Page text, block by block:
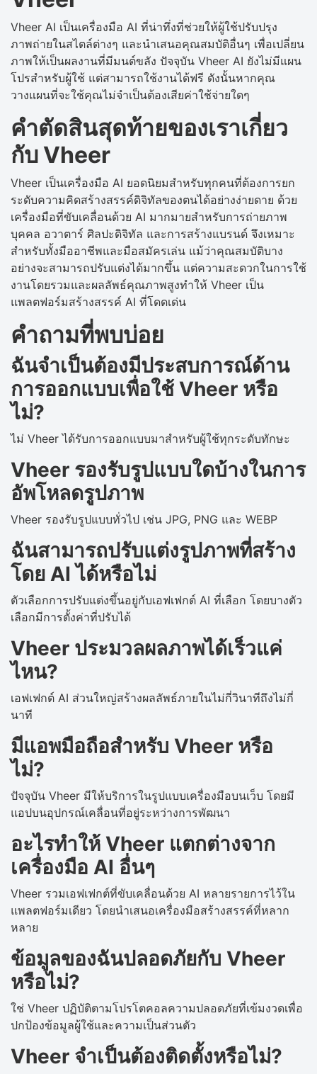
Vheer AI เป็นเครื่องมือ AI ที่น่าทึ่งที่ช่วยให้ผู้ใช้ปรับปรุง
ภาพถ่ายในสไตล์ต่างๆ และนำเสนอคุณสมบัติอื่นๆ เพื่อเปลี่ยน
ภาพให้เป็นผลงานที่มีมนต์ขลัง ปัจจุบัน Vheer AI ยังไม่มีแผน
โปรสำหรับผู้ใช้ แต่สามารถใช้งานได้ฟรี ดังนั้นหากคุณ
วางแผนที่จะใช้คุณไม่จำเป็นต้องเสียค่าใช้จ่ายใดๆ
คำตัดสินสุดท้ายของเราเกี่ยว
กับ Vheer
Vheer เป็นเครื่องมือ AI ยอดนิยมสำหรับทุกคนที่ต้องการยก
ระดับความคิดสร้างสรรค์ดิจิทัลของตนได้อย่างง่ายดาย ด้วย
เครื่องมือที่ขับเคลื่อนด้วย AI มากมายสำหรับการถ่ายภาพ
บุคคล อวาตาร์ ศิลปะดิจิทัล และการสร้างแบรนด์ จึงเหมาะ
สำหรับทั้งมืออาชีพและมือสมัครเล่น แม้ว่าคุณสมบัติบาง
อย่างจะสามารถปรับแต่งได้มากขึ้น แต่ความสะดวกในการใช้
งานโดยรวมและผลลัพธ์คุณภาพสูงทำให้ Vheer เป็น
แพลตฟอร์มสร้างสรรค์ AI ที่โดดเด่น
คำถามที่พบบ่อย
ฉันจำเป็นต้องมีประสบการณ์ด้าน
การออกแบบเพื่อใช้ Vheer หรือ
ไม่?
ไม่ Vheer ได้รับการออกแบบมาสำหรับผู้ใช้ทุกระดับทักษะ
Vheer รองรับรูปแบบใดบ้างในการ
อัพโหลดรูปภาพ
Vheer รองรับรูปแบบทั่วไป เช่น JPG, PNG และ WEBP
ฉันสามารถปรับแต่งรูปภาพที่สร้าง
โดย AI ได้หรือไม่
ตัวเลือกการปรับแต่งขึ้นอยู่กับเอฟเฟกต์ AI ที่เลือก โดยบางตัว
เลือกมีการตั้งค่าที่ปรับได้
Vheer ประมวลผลภาพได้เร็วแค่
ไหน?
เอฟเฟกต์ AI ส่วนใหญ่สร้างผลลัพธ์ภายในไม่กี่วินาทีถึงไม่กี่
นาที
มีแอพมือถือสำหรับ Vheer หรือ
ไม่?
ปัจจุบัน Vheer มีให้บริการในรูปแบบเครื่องมือบนเว็บ โดยมี
แอปบนอุปกรณ์เคลื่อนที่อยู่ระหว่างการพัฒนา
อะไรทำให้ Vheer แตกต่างจาก
เครื่องมือ AI อื่นๆ
Vheer รวมเอฟเฟกต์ที่ขับเคลื่อนด้วย AI หลายรายการไว้ใน
แพลตฟอร์มเดียว โดยนำเสนอเครื่องมือสร้างสรรค์ที่หลาก
หลาย
ข้อมูลของฉันปลอดภัยกับ Vheer
หรือไม่?
ใช่ Vheer ปฏิบัติตามโปรโตคอลความปลอดภัยที่เข้มงวดเพื่อ
ปกป้องข้อมูลผู้ใช้และความเป็นส่วนตัว
Vheer จำเป็นต้องติดตั้งหรือไม่?